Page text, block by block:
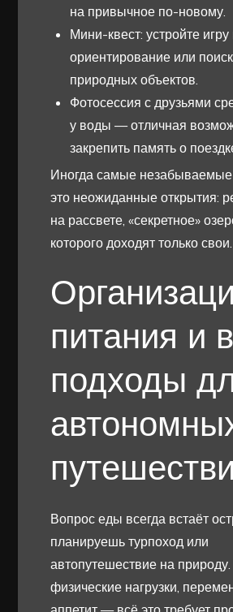
на привычное по-новому.
Мини-квест: устройте игру
ориентирование или
природных объектов.
Фотосессия с друзьями
у воды — отличная
закрепить память о
Иногда самые
это неожиданные открытия:
на рассвете, «секретное»
которого доходят только свои.
питания и
подходы
Вопрос еды всегда встаёт
планируешь турпоход или
автопутешествие на природу.
физические нагрузки,